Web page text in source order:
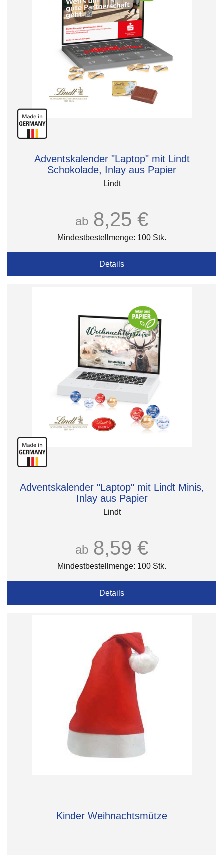
Adventskalender "Laptop" mit Lindt
Schokolade, Inlay aus Papier
Lindt
ab 8,25 €
Mindestbestellmenge: 100 Stk.
Details
Adventskalender "Laptop" mit Lindt Minis,
Inlay aus Papier
Lindt
ab 8,59 €
Mindestbestellmenge: 100 Stk.
Details
Kinder Weihnachtsmütze